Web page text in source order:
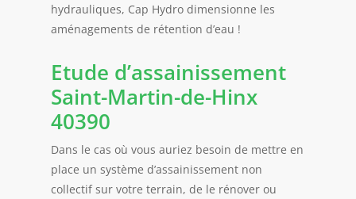
hydrauliques, Cap Hydro dimensionne les
aménagements de rétention d’eau !
Etude d’assainissement
Saint-Martin-de-Hinx
40390
Dans le cas où vous auriez besoin de mettre en
place un système d’assainissement non
collectif sur votre terrain, de le rénover ou